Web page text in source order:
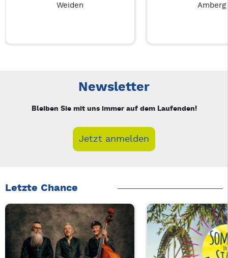
Weiden
Amberg
Newsletter
Bleiben Sie mit uns immer auf dem Laufenden!
Jetzt anmelden
Letzte Chance